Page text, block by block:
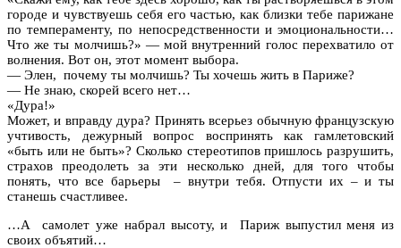
городе и чувствуешь себя его частью, как близки тебе парижане
по темпераменту, по непосредственности и эмоциональности…
Что же ты молчишь?» — мой внутренний голос перехватило от
волнения. Вот он, этот момент выбора.
— Элен, почему ты молчишь? Ты хочешь жить в Париже?
— Не знаю, скорей всего нет…
«Дура!»
Может, и вправду дура? Принять всерьез обычную французскую
учтивость, дежурный вопрос воспринять как гамлетовский
«быть или не быть»? Сколько стереотипов пришлось разрушить,
страхов преодолеть за эти несколько дней, для того чтобы
понять, что все барьеры – внутри тебя. Отпусти их – и ты
станешь счастливее.
…А самолет уже набрал высоту, и Париж выпустил меня из
своих объятий…